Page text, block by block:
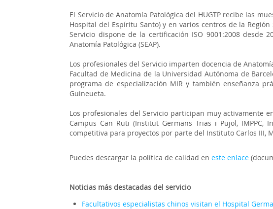
El Servicio de Anatomía Patológica del HUGTP recibe las
Hospital del Espíritu Santo) y en varios centros de la
Servicio dispone de la certificación ISO 9001:2008 desde
Anatomía Patológica (SEAP).
Los profesionales del Servicio imparten docencia de
Facultad de Medicina de la Universidad Autónoma de
programa de especialización MIR y también enseñanza
Guineueta.
Los profesionales del Servicio participan muy activamente
Campus Can Ruti (Institut Germans Trias i Pujol,
competitiva para proyectos por parte del Instituto Carlos III,
Puedes descargar la política de calidad eneste enlace
Noticias más destacadas del servicio
Facultativos especialistas chinos visitan el Hospital